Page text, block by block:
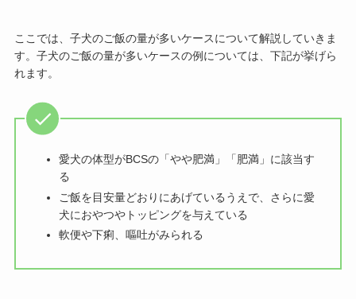
ここでは、子犬のご飯の量が多いケースについて解説していきま
す。子犬のご飯の量が多いケースの例については、下記が挙げら
れます。
愛犬の体型がBCSの「やや肥満」「肥満」に該当す
る
ご飯を目安量どおりにあげているうえで、さらに愛
犬におやつやトッピングを与えている
軟便や下痢、嘔吐がみられる